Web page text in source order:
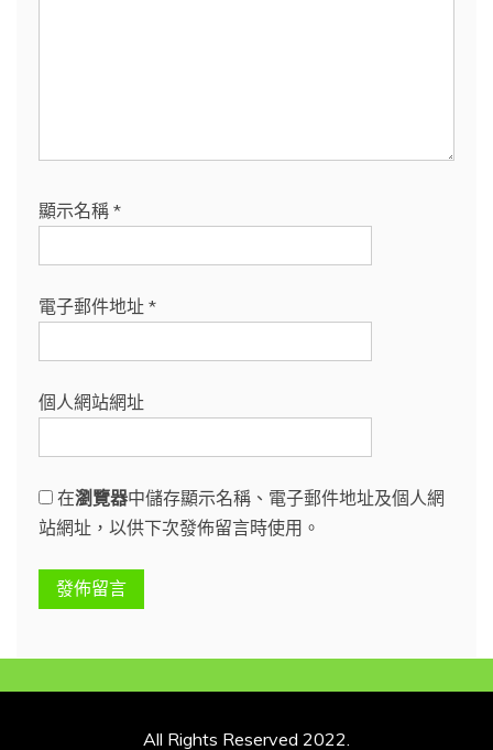
顯示名稱 *
電子郵件地址 *
個人網站網址
在瀏覽器中儲存顯示名稱、電子郵件地址及個人網
站網址，以供下次發佈留言時使用。
All Rights Reserved 2022.